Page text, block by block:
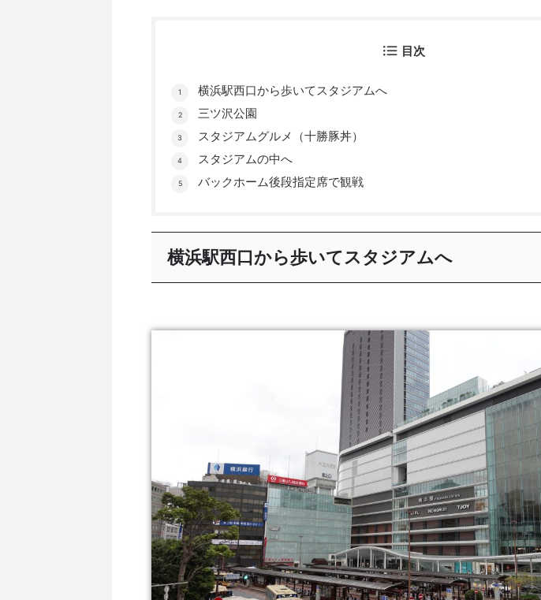
目次
横浜駅西口から歩いてスタジアムへ
三ツ沢公園
スタジアムグルメ（十勝豚丼）
スタジアムの中へ
バックホーム後段指定席で観戦
横浜駅西口から歩いてスタジアムへ